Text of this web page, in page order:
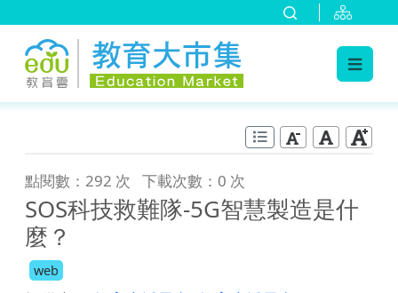
點閱數：292 次 下載次數：0 次
SOS科技救難隊-5G智慧製造是什
麼？
web